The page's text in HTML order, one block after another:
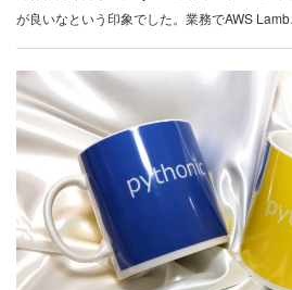
が良いなという印象でした。業務でAWS